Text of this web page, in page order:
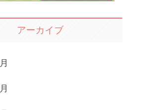
アーカイブ